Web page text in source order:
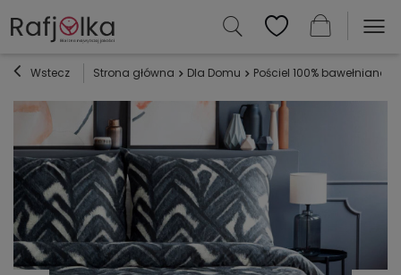
Wstecz Strona główna Dla Domu Pościel 100% bawełniana